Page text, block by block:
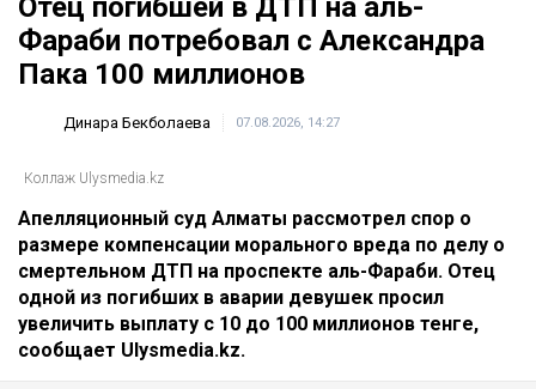
Отец погибшей в ДТП на аль-
Фараби потребовал с Александра
Пака 100 миллионов
Динара Бекболаева 07.08.2026, 14:27
Коллаж Ulysmedia.kz
Апелляционный суд Алматы рассмотрел спор о
размере компенсации морального вреда по делу о
смертельном ДТП на проспекте аль-Фараби. Отец
одной из погибших в аварии девушек просил
увеличить выплату с 10 до 100 миллионов тенге,
сообщает Ulysmedia.kz.